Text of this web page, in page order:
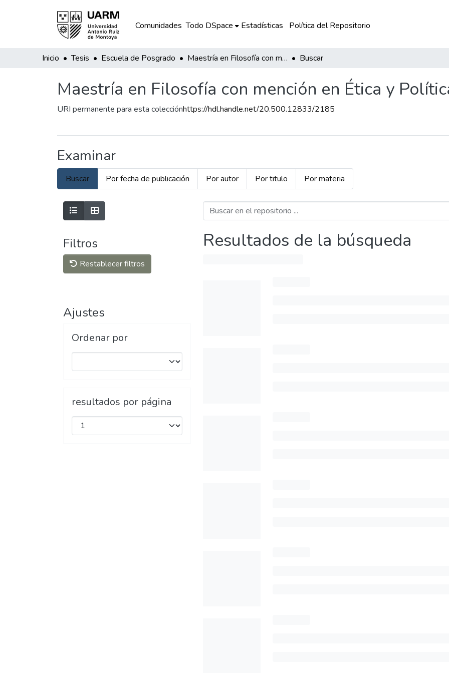
Comunidades Todo DSpace Estadísticas Política del Repositorio
Inicio Tesis Escuela de Posgrado Maestría en Filosofía con mención en Ética y Política Buscar
Maestría en Filosofía con mención en Ética y
URI permanente para esta colecciónhttps://hdl.handle.net/20.500.12833/2185
Examinar
Buscar Por fecha de publicación Por autor Por titulo Por materia
Filtros
Restablecer filtros
Ajustes
Ordenar por
resultados por página
Resultados de la búsqueda